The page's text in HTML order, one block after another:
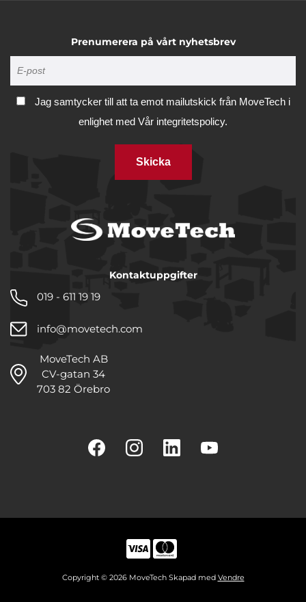
Prenumerera på vårt nyhetsbrev
Jag samtycker till att ta emot mailutskick från MoveTech i
enlighet med Vår integritetspolicy.
Skicka
Kontaktuppgifter
019 - 611 19 19
info@movetech.com
MoveTech AB
CV-gatan 34
703 82 Örebro
Copyright © 2026 MoveTech Skapad med Vendre